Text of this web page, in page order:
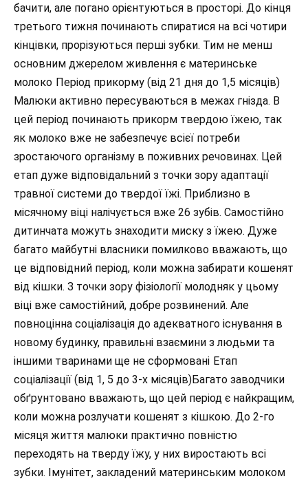
бачити, але погано орієнтуються в просторі. До кінця
третього тижня починають спиратися на всі чотири
кінцівки, прорізуються перші зубки. Тим не менш
основним джерелом живлення є материнське
молоко Період прикорму (від 21 дня до 1,5 місяців)
Малюки активно пересуваються в межах гнізда. В
цей період починають прикорм твердою їжею, так
як молоко вже не забезпечує всієї потреби
зростаючого організму в поживних речовинах. Цей
етап дуже відповідальний з точки зору адаптації
травної системи до твердої їжі. Приблизно в
місячному віці налічується вже 26 зубів. Самостійно
дитинчата можуть знаходити миску з їжею. Дуже
багато майбутні власники помилково вважають, що
це відповідний період, коли можна забирати кошенят
від кішки. З точки зору фізіології молодняк у цьому
віці вже самостійний, добре розвинений. Але
повноцінна соціалізація до адекватного існування в
новому будинку, правильні взаємини з людьми та
іншими тваринами ще не сформовані Етап
соціалізації (від 1, 5 до 3-х місяців)Багато заводчики
обґрунтовано вважають, що цей період є найкращим,
коли можна розлучати кошенят з кішкою. До 2-го
місяця життя малюки практично повністю
переходять на тверду їжу, у них виростають всі
зубки. Імунітет, закладений материнським молоком